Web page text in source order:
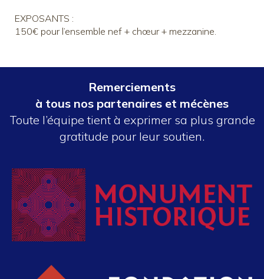
EXPOSANTS :
150€ pour l’ensemble nef + chœur + mezzanine.
Remerciements
à tous nos partenaires et mécènes
Toute l’équipe tient à exprimer sa plus grande
gratitude pour leur soutien.